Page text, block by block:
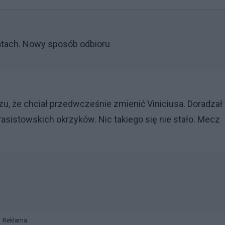
Nowy sposób odbioru
że chciał przedwcześnie zmienić Viniciusa. Doradzał
okrzyków. Nic takiego się nie stało. Mecz
Reklama